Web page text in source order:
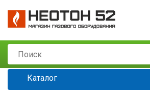
Каталог